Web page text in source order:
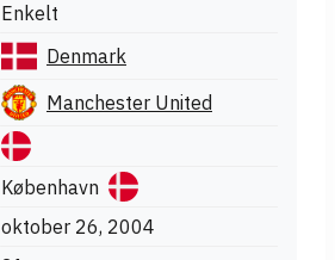
Enkelt
Denmark
Manchester United
København
oktober 26, 2004